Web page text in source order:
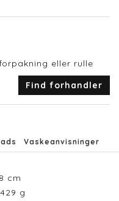
eller rulle
Find forhandler
Vaskeanvisninger
cm
g